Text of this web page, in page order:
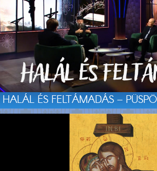
HALÁL ÉS FELTÁMADÁS –